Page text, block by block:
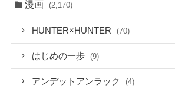
漫画 (2,170)
HUNTER×HUNTER (70)
はじめの一歩 (9)
アンデットアンラック (4)